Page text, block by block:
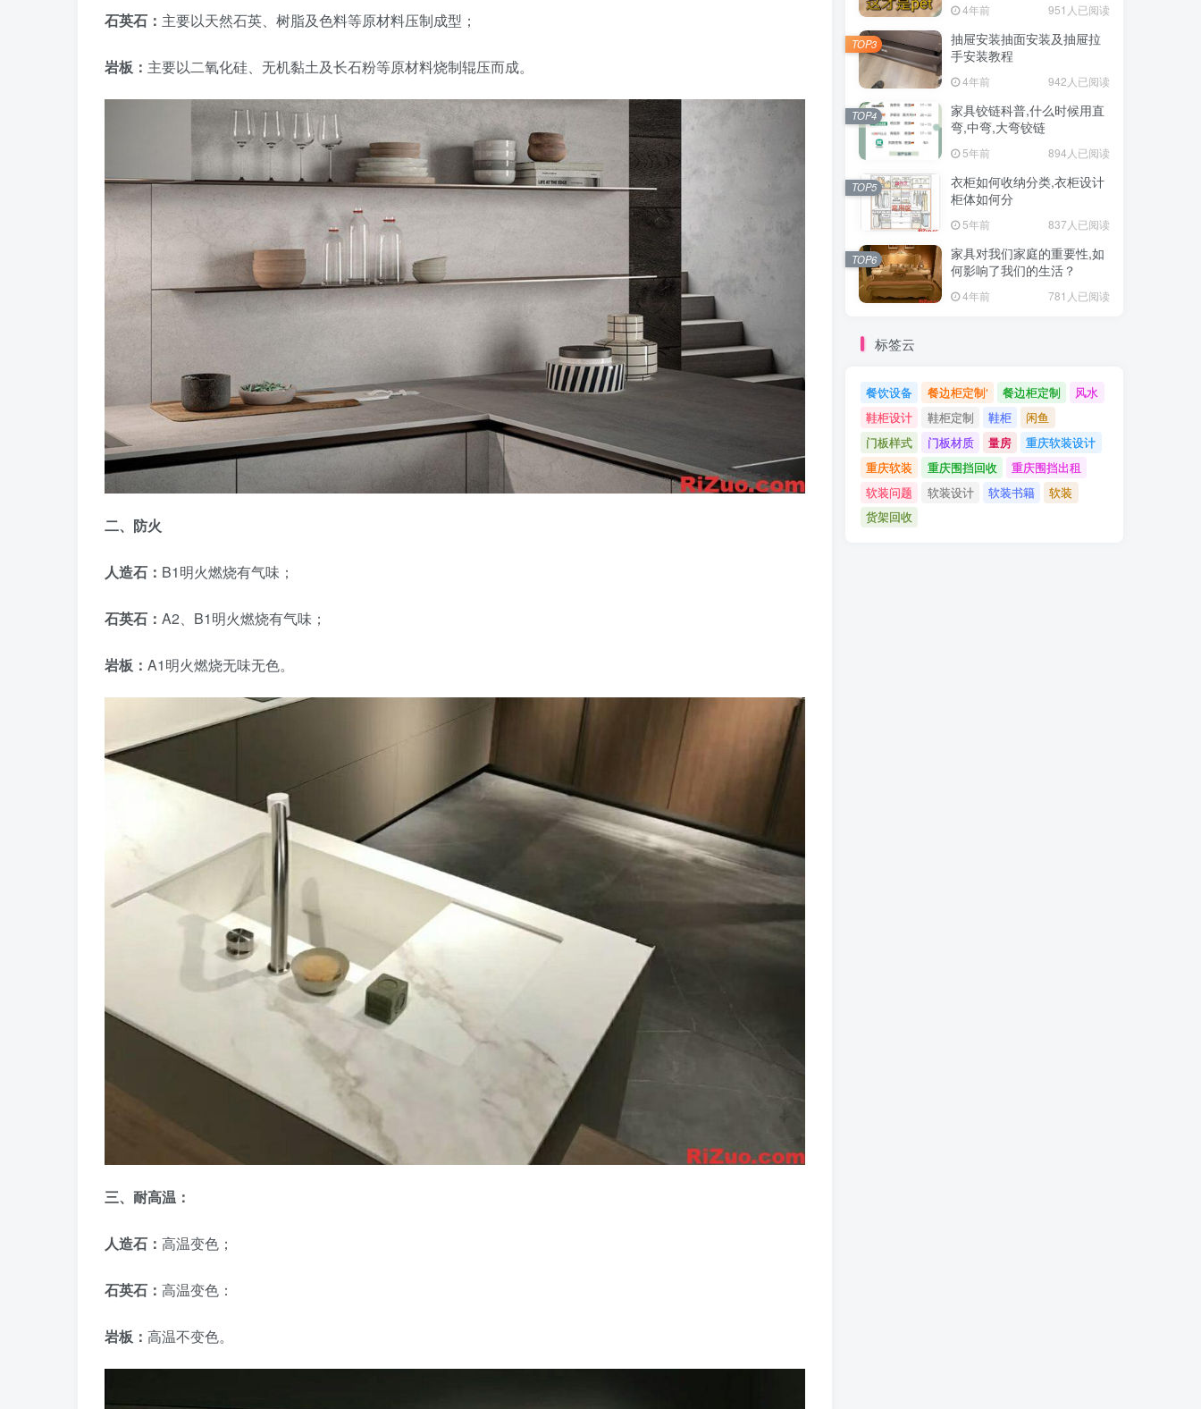
石英石： 主要以天然石英、树脂及色料等原材料压制成型；
岩板： 主要以二氧化硅、无机黏土及长石粉等原材料烧制辊压而成。
二、防火
人造石： B1明火燃烧有气味；
石英石： A2、B1明火燃烧有气味；
岩板： A1明火燃烧无味无色。
三、耐高温：
人造石： 高温变色；
石英石： 高温变色：
岩板： 高温不变色。
4年前 951人已阅读
抽屉安装抽面安装及抽屉拉
手安装教程
4年前 942人已阅读
TOP3
家具铰链科普,什么时候用直
弯,中弯,大弯铰链
5年前 894人已阅读
TOP4
衣柜如何收纳分类,衣柜设计
柜体如何分
5年前 837人已阅读
TOP5
家具对我们家庭的重要性,如
何影响了我们的生活？
4年前 781人已阅读
TOP6
标签云
餐饮设备 餐边柜定制‘ 餐边柜定制
风水
鞋柜设计
鞋柜定制 鞋柜
闲鱼
门板样式
门板材质 量房
重庆软装设计
重庆软装
重庆围挡回收
重庆围挡出租
软装问题
软装设计 软装书籍
软装
货架回收